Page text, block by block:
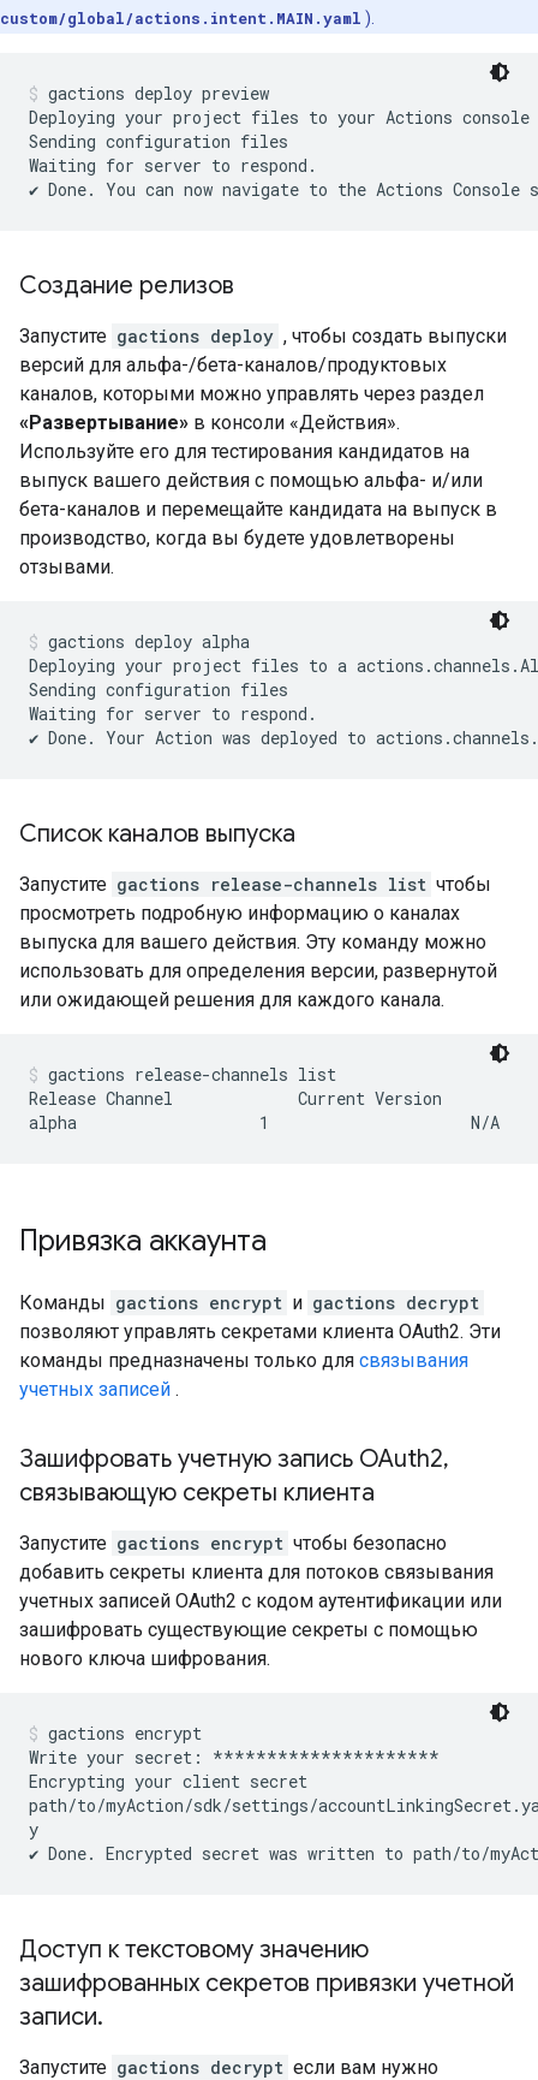
custom/global/actions.intent.MAIN.yaml ).
gactions deploy preview
Deploying your project files to your Actions
Sending configuration files
Waiting for server to respond.
Создание релизов
Запустите gactions deploy , чтобы создать выпуски
версий для альфа-/бета-каналов/продуктовых
каналов, которыми можно управлять через раздел
«Развертывание» в консоли «Действия».
Используйте его для тестирования кандидатов на
выпуск вашего действия с помощью альфа- и/или
бета-каналов и перемещайте кандидата на выпуск в
производство, когда вы будете удовлетворены
отзывами.
gactions deploy alpha
Deploying your project files to a
Sending configuration files
Waiting for server to respond.
Список каналов выпуска
Запустите gactions release-channels list чтобы
просмотреть подробную информацию о каналах
выпуска для вашего действия. Эту команду можно
использовать для определения версии, развернутой
или ожидающей решения для каждого канала.
gactions release-channels list
Release Channel             Current Version
Привязка аккаунта
Команды gactions encrypt и gactions decrypt
позволяют управлять секретами клиента OAuth2. Эти
команды предназначены только для связывания
учетных записей .
Зашифровать учетную запись OAuth2,
связывающую секреты клиента
Запустите gactions encrypt чтобы безопасно
добавить секреты клиента для потоков связывания
учетных записей OAuth2 с кодом аутентификации или
зашифровать существующие секреты с помощью
нового ключа шифрования.
gactions encrypt
Write your secret: *********************
Encrypting your client secret
path/to/myAction/sdk/settings/
y
Доступ к текстовому значению
зашифрованных секретов привязки учетной
записи.
Запустите gactions decrypt если вам нужно